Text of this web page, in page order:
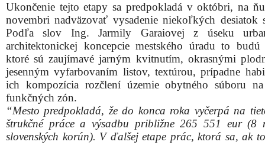
Ukončenie tejto etapy sa predpokladá v októbri, na
novembri nadväzovať vysadenie niekoľkých desiatok
Podľa slov Ing. Jarmily Garaiovej z úseku
architektonickej koncepcie mestského úradu to budú
ktoré sú zaujímavé jarným kvitnutím, okrasnými
jesenným vyfarbovaním listov, textúrou, prípadne
ich kompozícia rozčlení územie obytného súboru
funkčných zón.
“Mesto predpokladá, že do konca roka vyčerpá na
štrukčné práce a výsadbu približne 265 551 eur (8
slovenských korún). V ďalšej etape prác, ktorá sa, ak